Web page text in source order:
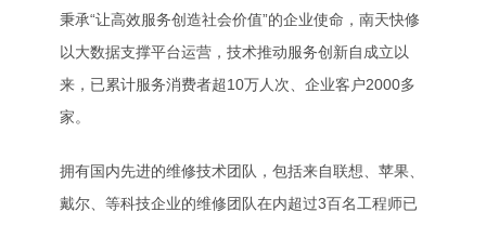
秉承“让高效服务创造社会价值”的企业使命，南天快修
以大数据支撑平台运营，技术推动服务创新自成立以
来，已累计服务消费者超10万人次、企业客户2000多
家。
拥有国内先进的维修技术团队，包括来自联想、苹果、
戴尔、等科技企业的维修团队在内超过3百名工程师已